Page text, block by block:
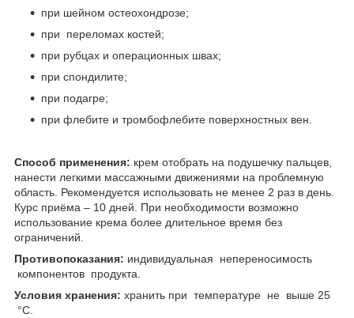
при шейном остеохондрозе;
при переломах костей;
при рубцах и операционных швах;
при спондилите;
при подагре;
при флебите и тромбофлебите поверхностных вен.
Способ применения: крем отобрать на подушечку пальцев,
нанести легкими массажными движениями на проблемную
область. Рекомендуется использовать не менее 2 раз в день.
Курс приёма – 10 дней. При необходимости возможно
использование крема более длительное время без
ограничений.
Противопоказания: индивидуальная непереносимость
компонентов продукта.
Условия хранения: хранить при температуре не выше 25
°С.